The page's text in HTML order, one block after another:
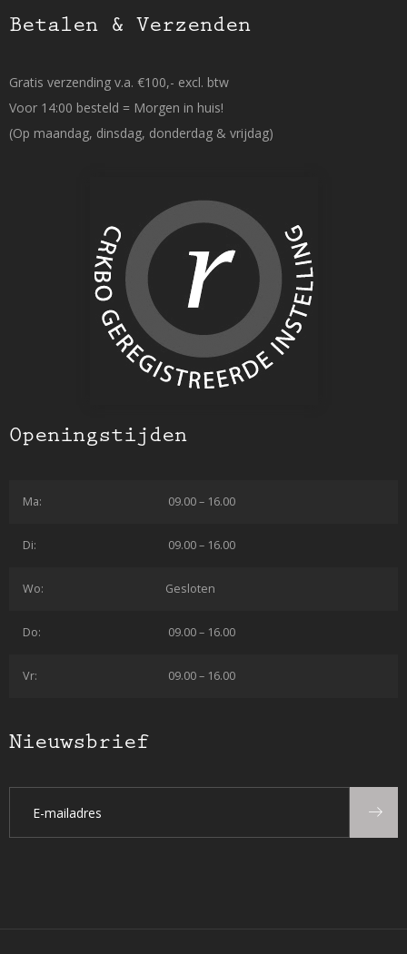
Betalen & Verzenden
Gratis verzending v.a. €100,- excl. btw
Voor 14:00 besteld = Morgen in huis!
(Op maandag, dinsdag, donderdag & vrijdag)
Openingstijden
Ma: 09.00 – 16.00
Di: 09.00 – 16.00
Wo: Gesloten
Do: 09.00 – 16.00
Vr: 09.00 – 16.00
Nieuwsbrief